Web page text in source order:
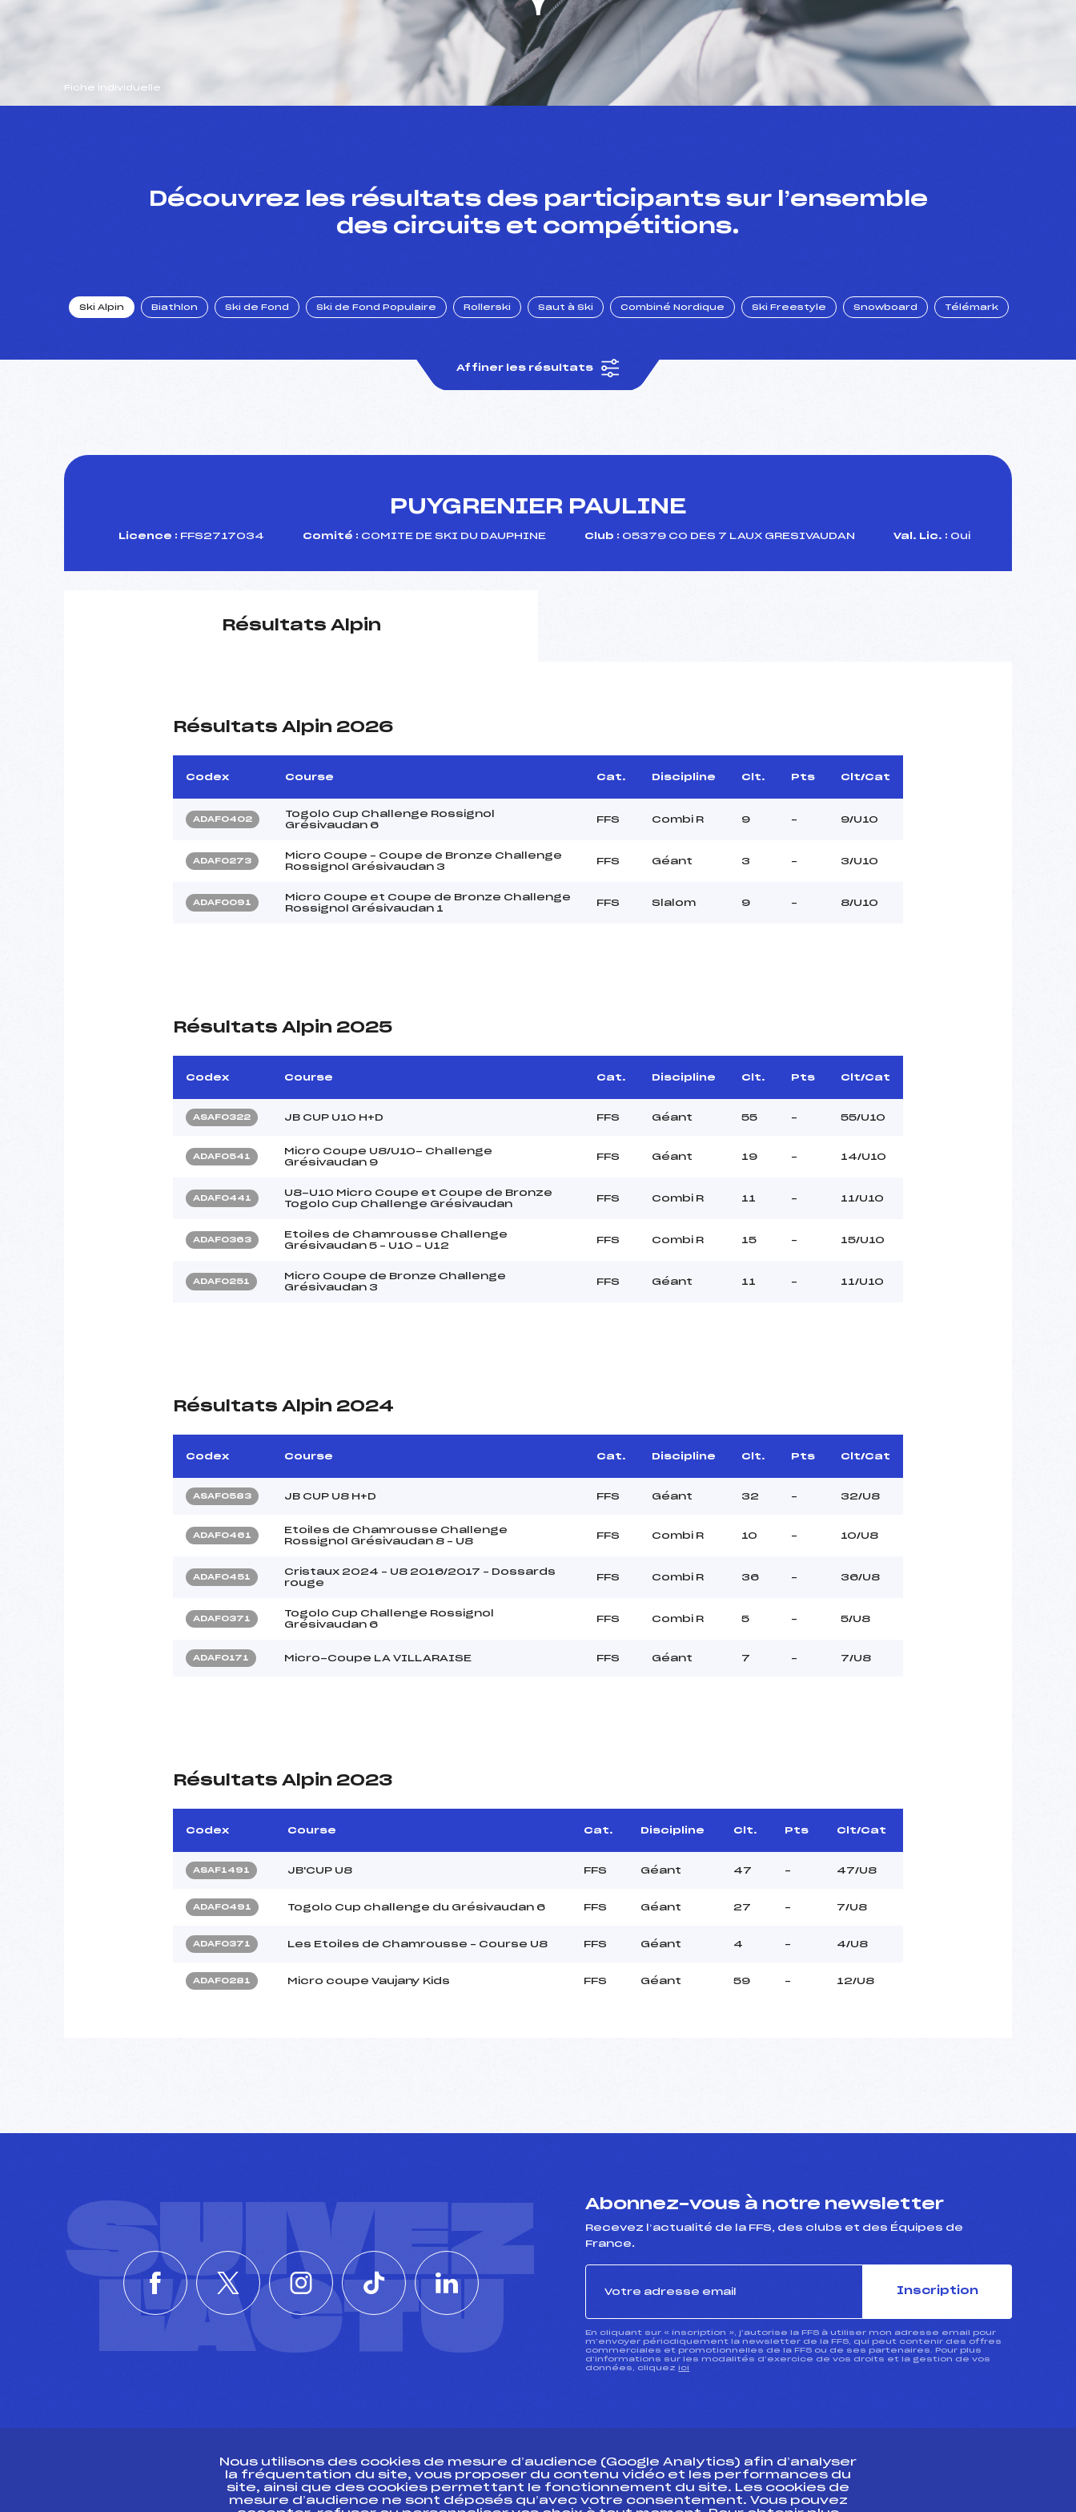
Fiche individuelle
Découvrez les résultats des participants sur l’ensemble
des circuits et compétitions.
Ski Alpin Biathlon Ski de Fond Ski de Fond Populaire Rollerski Saut à Ski Combiné Nordique Ski Freestyle Snowboard Télémark
Affiner les résultats
PUYGRENIER PAULINE
Licence : FFS2717034 Comité : COMITE DE SKI DU DAUPHINE Club : 05379 CO DES 7 LAUX GRESIVAUDAN Val. Lic. : Oui
Résultats Alpin
Résultats Alpin 2026
Codex Course Cat. Discipline Clt. Pts Clt/Cat
ADAF0402
Togolo Cup Challenge Rossignol
Grésivaudan 6
FFS Combi R 9 – 9/U10
ADAF0273
Micro Coupe – Coupe de Bronze Challenge
Rossignol Grésivaudan 3
FFS Géant 3 – 3/U10
ADAF0091
Micro Coupe et Coupe de Bronze Challenge
Rossignol Grésivaudan 1
FFS Slalom 9 – 8/U10
Résultats Alpin 2025
Codex Course Cat. Discipline Clt. Pts Clt/Cat
ASAF0322 JB CUP U10 H+D FFS Géant 55 – 55/U10
ADAF0541
Micro Coupe U8/U10- Challenge
Grésivaudan 9
FFS Géant 19 – 14/U10
ADAF0441
U8-U10 Micro Coupe et Coupe de Bronze
Togolo Cup Challenge Grésivaudan
FFS Combi R 11 – 11/U10
ADAF0363
Etoiles de Chamrousse Challenge
Grésivaudan 5 – U10 – U12
FFS Combi R 15 – 15/U10
ADAF0251
Micro Coupe de Bronze Challenge
Grésivaudan 3
FFS Géant 11 – 11/U10
Résultats Alpin 2024
Codex Course Cat. Discipline Clt. Pts Clt/Cat
ASAF0583 JB CUP U8 H+D FFS Géant 32 – 32/U8
ADAF0461
Etoiles de Chamrousse Challenge
Rossignol Grésivaudan 8 – U8
FFS Combi R 10 – 10/U8
ADAF0451
Cristaux 2024 – U8 2016/2017 – Dossards
rouge
FFS Combi R 36 – 36/U8
ADAF0371
Togolo Cup Challenge Rossignol
Grésivaudan 6
FFS Combi R 5 – 5/U8
ADAF0171 Micro-Coupe LA VILLARAISE FFS Géant 7 – 7/U8
Résultats Alpin 2023
Codex Course Cat. Discipline Clt. Pts Clt/Cat
ASAF1491 JB'CUP U8 FFS Géant 47 – 47/U8
ADAF0491 Togolo Cup challenge du Grésivaudan 6 FFS Géant 27 – 7/U8
ADAF0371 Les Etoiles de Chamrousse – Course U8 FFS Géant 4 – 4/U8
ADAF0281 Micro coupe Vaujany Kids FFS Géant 59 – 12/U8
SUIVEZ
L'ACTU
Abonnez-vous à notre newsletter
Recevez l’actualité de la FFS, des clubs et des Équipes de
France.
Inscription
En cliquant sur « inscription », j’autorise la FFS à utiliser mon adresse email pour
m’envoyer périodiquement la newsletter de la FFS, qui peut contenir des offres
commerciales et promotionnelles de la FFS ou de ses partenaires. Pour plus
d’informations sur les modalités d’exercice de vos droits et la gestion de vos
données, cliquez ici
Ressources
Nous utilisons des cookies de mesure d’audience (Google Analytics) afin d’analyser
la fréquentation du site, vous proposer du contenu vidéo et les performances du
site, ainsi que des cookies permettant le fonctionnement du site. Les cookies de
mesure d’audience ne sont déposés qu’avec votre consentement. Vous pouvez